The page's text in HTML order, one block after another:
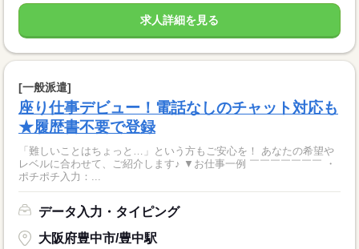
求人詳細を見る
[一般派遣]
座り仕事デビュー！電話なしのチャット対応も
★履歴書不要で登録
「難しいことはちょっと…」という方もご安心を！ あなたの希望や
レベルに合わせて、ご紹介します♪ ▼お仕事一例 ￣￣￣￣￣￣￣ ・
ポチポチ入力：...
データ入力・タイピング
大阪府豊中市/豊中駅